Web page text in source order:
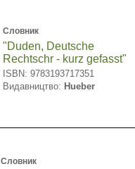
Словник
"Duden, Deutsche
Rechtschr - kurz gefasst"
ISBN: 9783193717351
Видавництво: Hueber
Словник